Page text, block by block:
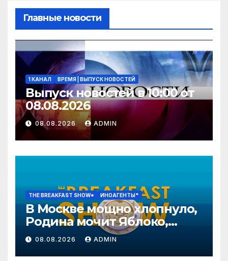
Главные новости
1 КАНАЛ ВРЕМЯ | ВЫПУСК НОВОСТЕЙ
Выпуск новостей в 10:00 от
08.08.2026
08.08.2026 ADMIN
THE BREAKFAST SHOW* ИНОАГЕНТЫ*
В Москве мощно хлопнуло,
Родина мочит Яблоко,
Путин нападет осенью?
Эггерт, Волков
08.08.2026 ADMIN